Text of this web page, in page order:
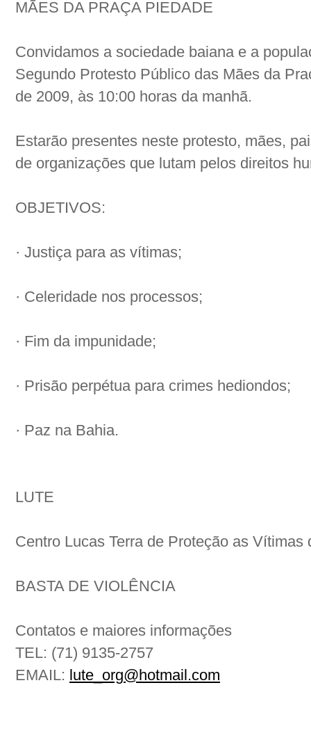
MÃES DA PRAÇA PIEDADE
Convidamos a sociedade baiana e a
Segundo Protesto Público das Mães da
de 2009, às 10:00 horas da manhã.
Estarão presentes neste protesto, mães,
de organizações que lutam pelos direitos
OBJETIVOS:
· Justiça para as vítimas;
· Celeridade nos processos;
· Fim da impunidade;
· Prisão perpétua para crimes hediondos;
· Paz na Bahia.
LUTE
Centro Lucas Terra de Proteção as Vítimas
BASTA DE VIOLÊNCIA
Contatos e maiores informações
TEL: (71) 9135-2757
EMAIL: lute_org@hotmail.com